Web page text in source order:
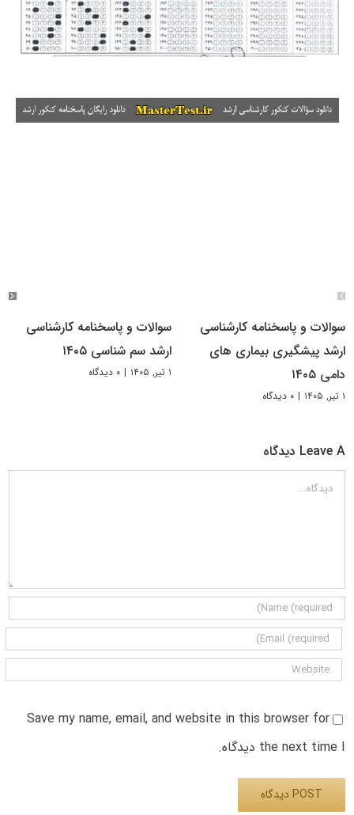
سوالات و پاسخنامه کارشناسی
ارشد پیشگیری بیماری های
دامی ۱۴۰۵
۱ تیر, ۱۴۰۵ | ۰ دیدگاه
سوالات و پاسخنامه کارشناسی
ارشد سم شناسی ۱۴۰۵
۱ تیر, ۱۴۰۵ | ۰ دیدگاه
Leave A دیدگاه
دیدگاه
Save my name, email, and website in this browser for
the next time I دیدگاه.